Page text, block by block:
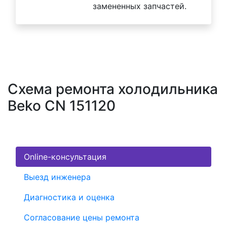
замененных запчастей.
Схема ремонта холодильника
Beko CN 151120
Online-консультация
Выезд инженера
Диагностика и оценка
Согласование цены ремонта